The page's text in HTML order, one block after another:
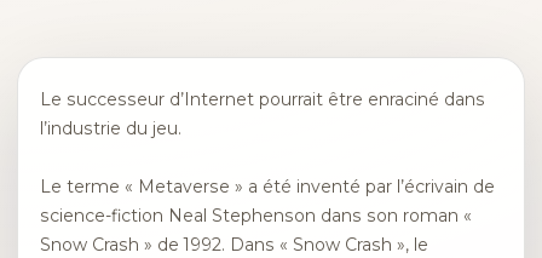
Le successeur d’Internet pourrait être enraciné dans
l’industrie du jeu.
Le terme « Metaverse » a été inventé par l’écrivain de
science-fiction Neal Stephenson dans son roman «
Snow Crash » de 1992. Dans « Snow Crash », le